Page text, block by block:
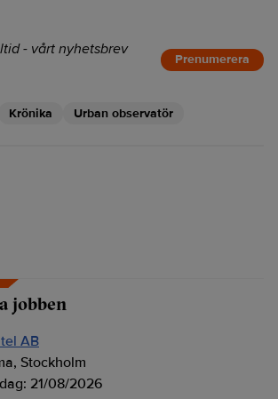
- vårt nyhetsbrev
Prenumerera
Krönika Urban observatör
jobben
AB
Stockholm
21/08/2026